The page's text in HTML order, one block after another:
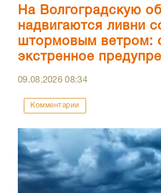
На Волгоградскую
надвигаются ливни
штормовым ветром:
экстренное
09.08.202608:34
Комментарии